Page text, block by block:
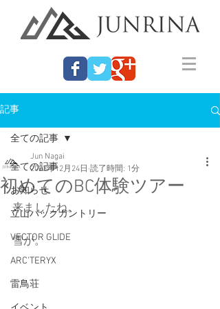
記事
全ての記事
お知らせ
立山バックカントリー
VECTOR GLIDE
ARC'TERYX
雷鳥荘
全ての記事
初めてのBC体験ツアー
Jun Nagai
2023年12月24日 読了時間: 1分
来ましたね。
雪が。